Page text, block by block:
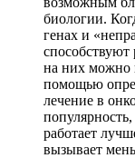
биологии.
генах и
способствуют
на них можно
помощью
лечение в
популярность,
работает
вызывает